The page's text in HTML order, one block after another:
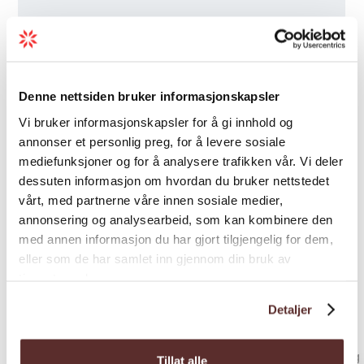
Denne nettsiden bruker informasjonskapsler
Vi bruker informasjonskapsler for å gi innhold og
annonser et personlig preg, for å levere sosiale
mediefunksjoner og for å analysere trafikken vår. Vi deler
dessuten informasjon om hvordan du bruker nettstedet
vårt, med partnerne våre innen sosiale medier,
annonsering og analysearbeid, som kan kombinere den
med annen informasjon du har gjort tilgjengelig for dem,
eller som de har samlet inn gjennom din bruk av
Detaljer
Tillat alle